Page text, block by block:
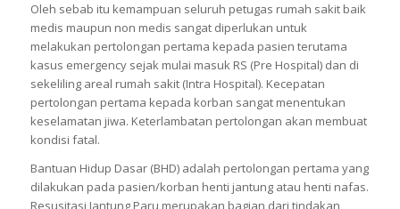
Oleh sebab itu kemampuan seluruh petugas rumah sakit baik
medis maupun non medis sangat diperlukan untuk
melakukan pertolongan pertama kepada pasien terutama
kasus emergency sejak mulai masuk RS (Pre Hospital) dan di
sekeliling areal rumah sakit (Intra Hospital). Kecepatan
pertolongan pertama kepada korban sangat menentukan
keselamatan jiwa. Keterlambatan pertolongan akan membuat
kondisi fatal.
Bantuan Hidup Dasar (BHD) adalah pertolongan pertama yang
dilakukan pada pasien/korban henti jantung atau henti nafas.
Resusitasi Jantung Paru merupakan bagian dari tindakan